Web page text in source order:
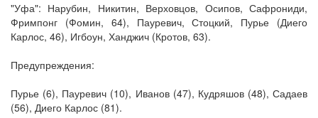
"Уфа": Нарубин, Никитин, Верховцов, Осипов, Сафрониди,
Фримпонг (Фомин, 64), Пауревич, Стоцкий, Пурье (Диего
Карлос, 46), Игбоун, Ханджич (Кротов, 63).
Предупреждения:
Пурье (6), Пауревич (10), Иванов (47), Кудряшов (48), Садаев
(56), Диего Карлос (81).